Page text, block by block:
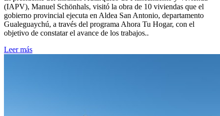
(IAPV), Manuel Schönhals, visitó la obra de 10 viviendas que el
gobierno provincial ejecuta en Aldea San Antonio, departamento
Gualeguaychú, a través del programa Ahora Tu Hogar, con el
objetivo de constatar el avance de los trabajos..
Leer más